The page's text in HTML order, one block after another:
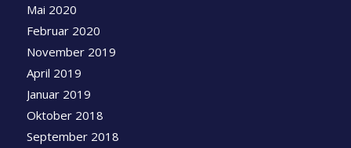
Mai 2020
Februar 2020
November 2019
April 2019
Januar 2019
Oktober 2018
September 2018